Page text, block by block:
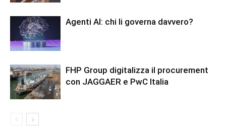
Agenti AI: chi li governa davvero?
FHP Group digitalizza il procurement
con JAGGAER e PwC Italia